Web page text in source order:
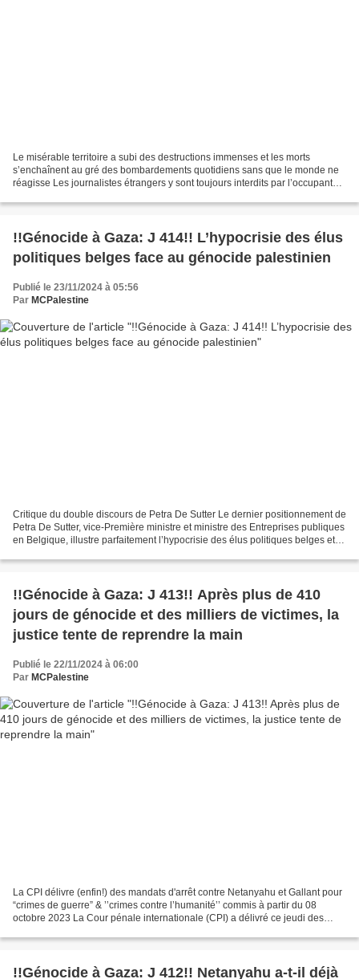
Le misérable territoire a subi des destructions immenses et les morts
s’enchaînent au gré des bombardements quotidiens sans que le monde ne
réagisse Les journalistes étrangers y sont toujours interdits par l’occupant
!!Génocide à Gaza: J 414!! L’hypocrisie des élus
politiques belges face au génocide palestinien
Publié le 23/11/2024 à 05:56
Par MCPalestine
Critique du double discours de Petra De Sutter Le dernier positionnement de
Petra De Sutter, vice-Première ministre et ministre des Entreprises publiques
en Belgique, illustre parfaitement l’hypocrisie des élus politiques belges et
!!Génocide à Gaza: J 413!! Après plus de 410
jours de génocide et des milliers de victimes, la
justice tente de reprendre la main
Publié le 22/11/2024 à 06:00
Par MCPalestine
La CPI délivre (enfin!) des mandats d'arrêt contre Netanyahu et Gallant pour
“crimes de guerre” & ’’crimes contre l’humanité’’ commis à partir du 08
octobre 2023 La Cour pénale internationale (CPI) a délivré ce jeudi des
!!Génocide à Gaza: J 412!! Netanyahu a-t-il déjà